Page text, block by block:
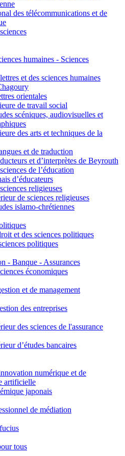
des télécommunications et de
humaines - Sciences
et des sciences humaines
orientales
de travail social
scéniques, audiovisuelles et
des arts et techniques de la
et de traduction
et d’interprètes de Beyrouth
de l’éducation
d’éducateurs
religieuses
de sciences religieuses
islamo-chrétiennes
et des sciences politiques
politiques
- Banque - Assurances
économiques
et de management
des entreprises
des sciences de l'assurance
d’études bancaires
numérique et de
artificielle
japonais
de médiation
tous